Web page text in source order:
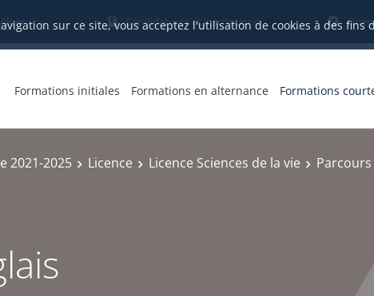
sur ce site, vous acceptez l'utilisation de cookies à des fins
Candidatures et inscriptions
Formations initiales Formations en alternance Formations
2021-2025 Licence Licence Sciences de la vie